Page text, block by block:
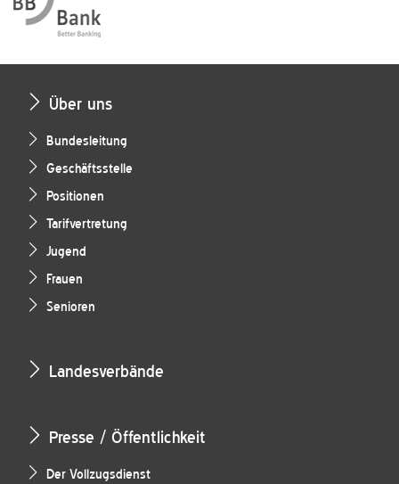
Über uns
Bundesleitung
Geschäftsstelle
Positionen
Tarifvertretung
Jugend
Frauen
Senioren
Landesverbände
Presse / Öffentlichkeit
Der Vollzugsdienst